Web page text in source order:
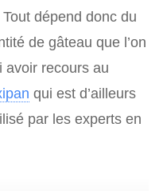
dépend donc du
de gâteau que l’on
avoir recours au
qui est d’ailleurs
par les experts en